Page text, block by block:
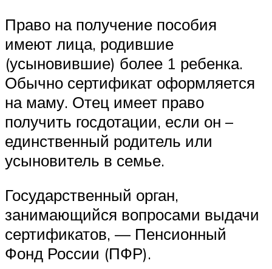
Право на получение пособия
имеют лица, родившие
(усыновившие) более 1 ребенка.
Обычно сертификат оформляется
на маму. Отец имеет право
получить госдотации, если он –
единственный родитель или
усыновитель в семье.
Государственный орган,
занимающийся вопросами выдачи
сертификатов, — Пенсионный
Фонд России (ПФР).